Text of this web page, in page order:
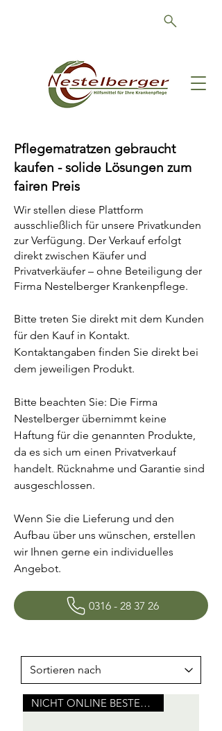
Pflegematratzen gebraucht
kaufen - solide Lösungen zum
fairen Preis
Wir stellen diese Plattform
ausschließlich für unsere Privatkunden
zur Verfügung. Der Verkauf erfolgt
direkt zwischen Käufer und
Privatverkäufer – ohne Beteiligung der
Firma Nestelberger Krankenpflege.
Bitte treten Sie direkt mit dem Kunden
für den Kauf in Kontakt.
Kontaktangaben finden Sie direkt bei
dem jeweiligen Produkt.
Bitte beachten Sie: Die Firma
Nestelberger übernimmt keine
Haftung für die genannten Produkte,
da es sich um einen Privatverkauf
handelt. Rücknahme und Garantie sind
ausgeschlossen.
Wenn Sie die Lieferung und den
Aufbau über uns wünschen, erstellen
wir Ihnen gerne ein individuelles
Angebot.
0316 - 28 37 26
NICHT ONLINE BESTELLBAR